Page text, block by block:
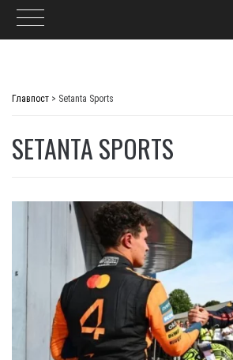
Главпост > Setanta Sports
SETANTA SPORTS